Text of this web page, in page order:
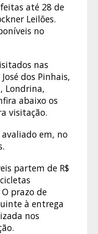
até 28 de
Leilões.
no
nas
dos Pinhais,
Londrina,
abaixo os
visitação.
em, no
partem de R$
prazo de
à entrega
nos